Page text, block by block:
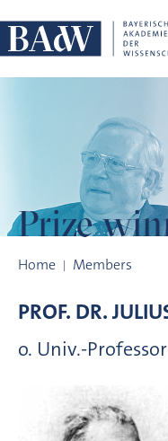
Prize
Home Members
PROF. DR.
o. Univ.-